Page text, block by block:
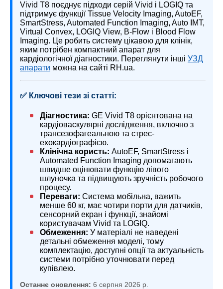
Vivid T8 поєднує підходи серій Vivid і LOGIQ та
підтримує функції Tissue Velocity Imaging, AutoEF,
SmartStress, Automated Function Imaging, Auto IMT,
Virtual Convex, LOGIQ View, B-Flow і Blood Flow
Imaging. Це робить систему цікавою для клінік,
яким потрібен компактний апарат для
кардіологічної діагностики. Переглянути інші УЗД
апарати можна на сайті RH.ua.
✅ Ключові тези зі статті:
Діагностика: GE Vivid T8 орієнтована на
кардіоваскулярні дослідження, включно з
трансезофагеальною та стрес-
ехокардіографією.
Клінічна користь: AutoEF, SmartStress і
Automated Function Imaging допомагають
швидше оцінювати функцію лівого
шлуночка та підвищують зручність робочого
процесу.
Переваги: Система мобільна, важить
менше 60 кг, має чотири порти для датчиків,
сенсорний екран і функції, знайомі
користувачам Vivid та LOGIQ.
Обмеження: У матеріалі не наведені
детальні обмеження моделі, тому
комплектацію, доступні опції та актуальність
системи потрібно уточнювати перед
купівлею.
Останнє оновлення: 6 серпня 2026 р.